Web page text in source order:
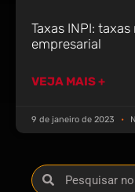
Taxas INPI:
empresarial
VEJA MAIS +
9 de janeiro de 2023